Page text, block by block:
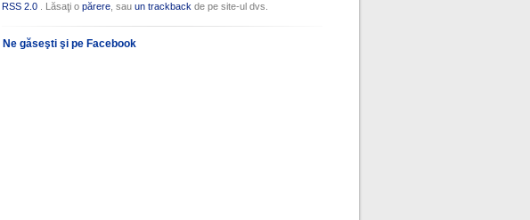
RSS 2.0 . Lăsaţi opărere , sauun trackbackde pe site-ul dvs.
Ne găseşti şi pe Facebook